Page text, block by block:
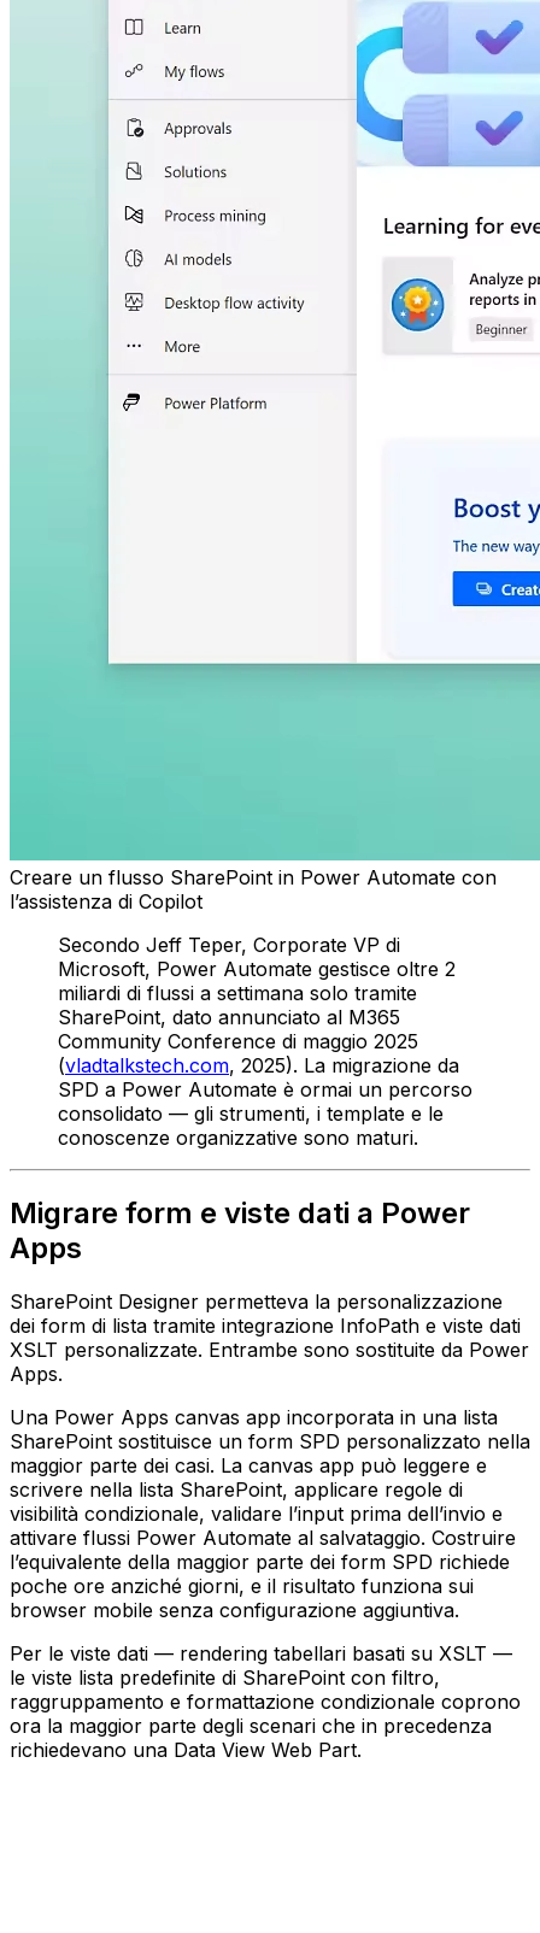
Creare un flusso SharePoint in Power Automate con
l’assistenza di Copilot
Secondo Jeff Teper, Corporate VP di
Microsoft, Power Automate gestisce oltre 2
miliardi di flussi a settimana solo tramite
SharePoint, dato annunciato al M365
Community Conference di maggio 2025
(vladtalkstech.com, 2025). La migrazione da
SPD a Power Automate è ormai un percorso
consolidato — gli strumenti, i template e le
conoscenze organizzative sono maturi.
Migrare form e viste dati a Power
Apps
SharePoint Designer permetteva la personalizzazione
dei form di lista tramite integrazione InfoPath e viste dati
XSLT personalizzate. Entrambe sono sostituite da Power
Apps.
Una Power Apps canvas app incorporata in una lista
SharePoint sostituisce un form SPD personalizzato nella
maggior parte dei casi. La canvas app può leggere e
scrivere nella lista SharePoint, applicare regole di
visibilità condizionale, validare l’input prima dell’invio e
attivare flussi Power Automate al salvataggio. Costruire
l’equivalente della maggior parte dei form SPD richiede
poche ore anziché giorni, e il risultato funziona sui
browser mobile senza configurazione aggiuntiva.
Per le viste dati — rendering tabellari basati su XSLT —
le viste lista predefinite di SharePoint con filtro,
raggruppamento e formattazione condizionale coprono
ora la maggior parte degli scenari che in precedenza
richiedevano una Data View Web Part.